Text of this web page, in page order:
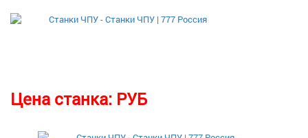
Цена станка: РУБ